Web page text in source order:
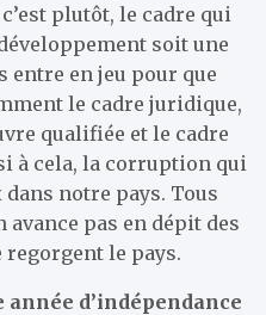
plutôt, le cadre qui
soit une
entre en jeu pour que
le cadre juridique,
qualifiée et le cadre
à cela, la corruption qui
notre pays. Tous
avance pas en dépit des
le pays.
année d’indépendance